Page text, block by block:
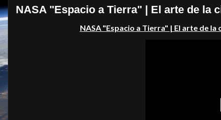
NASA "Espacio a Tierra" | El arte de la
NASA "Espacio a Tierra" | El arte de